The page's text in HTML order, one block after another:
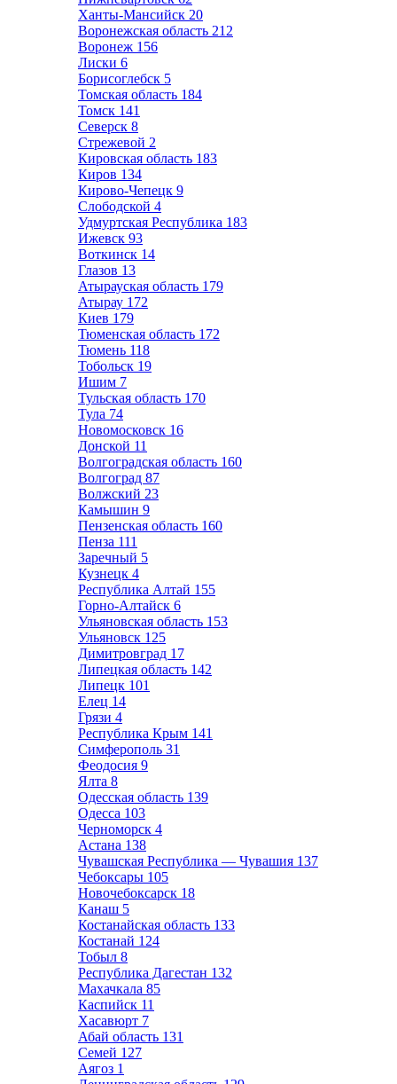
Ханты-Мансийск 20
Воронежская область 212
Воронеж 156
Лиски 6
Борисоглебск 5
Томская область 184
Томск 141
Северск 8
Стрежевой 2
Кировская область 183
Киров 134
Кирово-Чепецк 9
Слободской 4
Удмуртская Республика 183
Ижевск 93
Воткинск 14
Глазов 13
Атырауская область 179
Атырау 172
Киев 179
Тюменская область 172
Тюмень 118
Тобольск 19
Ишим 7
Тульская область 170
Тула 74
Новомосковск 16
Донской 11
Волгоградская область 160
Волгоград 87
Волжский 23
Камышин 9
Пензенская область 160
Пенза 111
Заречный 5
Кузнецк 4
Республика Алтай 155
Горно-Алтайск 6
Ульяновская область 153
Ульяновск 125
Димитровград 17
Липецкая область 142
Липецк 101
Елец 14
Грязи 4
Республика Крым 141
Симферополь 31
Феодосия 9
Ялта 8
Одесская область 139
Одесса 103
Черноморск 4
Астана 138
Чувашская Республика — Чувашия 137
Чебоксары 105
Новочебоксарск 18
Канаш 5
Костанайская область 133
Костанай 124
Тобыл 8
Республика Дагестан 132
Махачкала 85
Каспийск 11
Хасавюрт 7
Абай область 131
Семей 127
Аягоз 1